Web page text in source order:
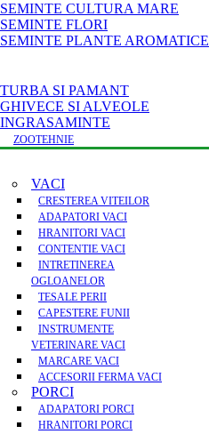
SEMINTE CULTURA MARE
SEMINTE FLORI
SEMINTE PLANTE AROMATICE
TURBA SI PAMANT
GHIVECE SI ALVEOLE
INGRASAMINTE
ZOOTEHNIE
VACI
CRESTEREA VITEILOR
ADAPATORI VACI
HRANITORI VACI
CONTENTIE VACI
INTRETINEREA
OGLOANELOR
TESALE PERII
CAPESTERE FUNII
INSTRUMENTE
VETERINARE VACI
MARCARE VACI
ACCESORII FERMA VACI
PORCI
ADAPATORI PORCI
HRANITORI PORCI